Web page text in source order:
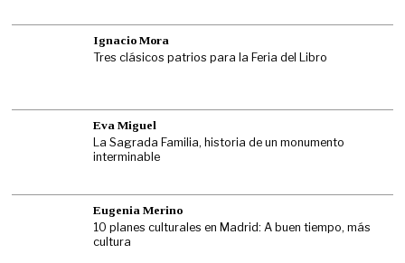
Ignacio Mora
Tres clásicos patrios para la Feria del Libro
Eva Miguel
La Sagrada Familia, historia de un monumento
interminable
Eugenia Merino
10 planes culturales en Madrid: A buen tiempo, más
cultura